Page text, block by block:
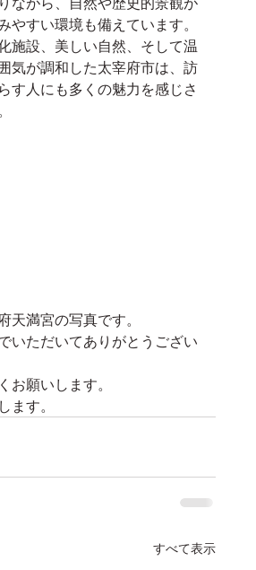
やすい環境も備えています。
施設、美しい自然、そして温
気が調和した太宰府市は、訪
す人にも多くの魅力を感じさ
天満宮の写真です。
いただいてありがとうござい
お願いします。
ます。
すべて表示